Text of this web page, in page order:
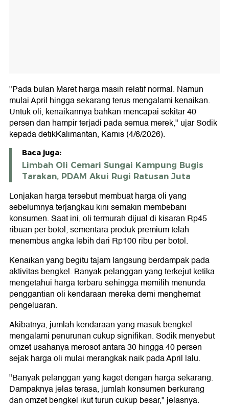
"Pada bulan Maret harga masih relatif normal. Namun
mulai April hingga sekarang terus mengalami kenaikan.
Untuk oli, kenaikannya bahkan mencapai sekitar 40
persen dan hampir terjadi pada semua merek," ujar Sodik
kepada detikKalimantan, Kamis (4/6/2026).
Baca juga:
Limbah Oli Cemari Sungai Kampung Bugis
Tarakan, PDAM Akui Rugi Ratusan Juta
Lonjakan harga tersebut membuat harga oli yang
sebelumnya terjangkau kini semakin membebani
konsumen. Saat ini, oli termurah dijual di kisaran Rp45
ribuan per botol, sementara produk premium telah
menembus angka lebih dari Rp100 ribu per botol.
Kenaikan yang begitu tajam langsung berdampak pada
aktivitas bengkel. Banyak pelanggan yang terkejut ketika
mengetahui harga terbaru sehingga memilih menunda
penggantian oli kendaraan mereka demi menghemat
pengeluaran.
Akibatnya, jumlah kendaraan yang masuk bengkel
mengalami penurunan cukup signifikan. Sodik menyebut
omzet usahanya merosot antara 30 hingga 40 persen
sejak harga oli mulai merangkak naik pada April lalu.
"Banyak pelanggan yang kaget dengan harga sekarang.
Dampaknya jelas terasa, jumlah konsumen berkurang
dan omzet bengkel ikut turun cukup besar," jelasnya.